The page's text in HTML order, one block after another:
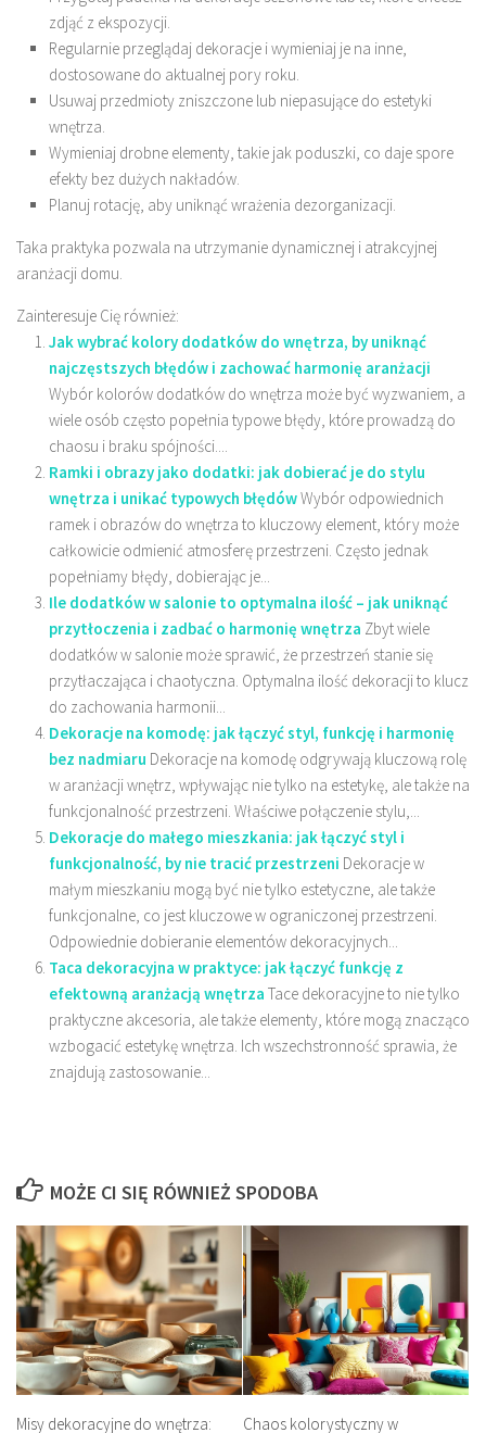
zdjąć z ekspozycji.
Regularnie przeglądaj dekoracje i wymieniaj je na inne,
dostosowane do aktualnej pory roku.
Usuwaj przedmioty zniszczone lub niepasujące do estetyki
wnętrza.
Wymieniaj drobne elementy, takie jak poduszki, co daje spore
efekty bez dużych nakładów.
Planuj rotację, aby uniknąć wrażenia dezorganizacji.
Taka praktyka pozwala na utrzymanie dynamicznej i atrakcyjnej
aranżacji domu.
Zainteresuje Cię również:
Jak wybrać kolory dodatków do wnętrza, by uniknąć
najczęstszych błędów i zachować harmonię aranżacji
Wybór kolorów dodatków do wnętrza może być wyzwaniem, a
wiele osób często popełnia typowe błędy, które prowadzą do
chaosu i braku spójności....
Ramki i obrazy jako dodatki: jak dobierać je do stylu
wnętrza i unikać typowych błędówWybór odpowiednich
ramek i obrazów do wnętrza to kluczowy element, który może
całkowicie odmienić atmosferę przestrzeni. Często jednak
popełniamy błędy, dobierając je...
Ile dodatków w salonie to optymalna ilość – jak uniknąć
przytłoczenia i zadbać o harmonię wnętrza Zbyt wiele
dodatków w salonie może sprawić, że przestrzeń stanie się
przytłaczająca i chaotyczna. Optymalna ilość dekoracji to klucz
do zachowania harmonii...
Dekoracje na komodę: jak łączyć styl, funkcję i harmonię
bez nadmiaru Dekoracje na komodę odgrywają kluczową rolę
w aranżacji wnętrz, wpływając nie tylko na estetykę, ale także na
funkcjonalność przestrzeni. Właściwe połączenie stylu,...
Dekoracje do małego mieszkania: jak łączyć styl i
funkcjonalność, by nie tracić przestrzeni Dekoracje w
małym mieszkaniu mogą być nie tylko estetyczne, ale także
funkcjonalne, co jest kluczowe w ograniczonej przestrzeni.
Odpowiednie dobieranie elementów dekoracyjnych...
Taca dekoracyjna w praktyce: jak łączyć funkcję z
efektowną aranżacją wnętrza Tace dekoracyjne to nie tylko
praktyczne akcesoria, ale także elementy, które mogą znacząco
wzbogacić estetykę wnętrza. Ich wszechstronność sprawia, że
znajdują zastosowanie...
MOŻE CI SIĘ RÓWNIEŻ SPODOBA
Misy dekoracyjne do wnętrza:
Chaos kolorystyczny w